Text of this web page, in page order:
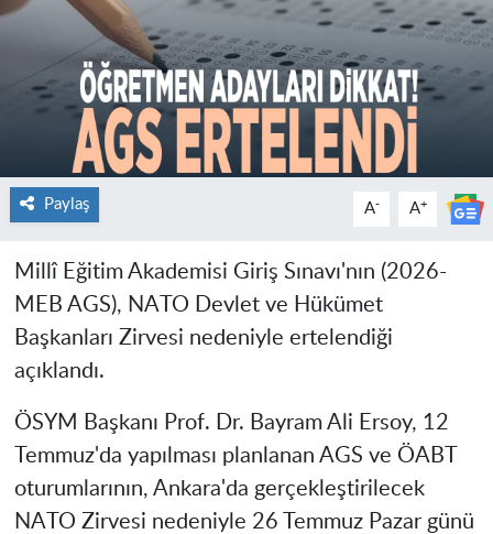
Paylaş A- A+
Millî Eğitim Akademisi Giriş Sınavı'nın (2026-
MEB AGS), NATO Devlet ve Hükümet
Başkanları Zirvesi nedeniyle ertelendiği
açıklandı.
ÖSYM Başkanı Prof. Dr. Bayram Ali Ersoy, 12
Temmuz'da yapılması planlanan AGS ve ÖABT
oturumlarının, Ankara'da gerçekleştirilecek
NATO Zirvesi nedeniyle 26 Temmuz Pazar günü